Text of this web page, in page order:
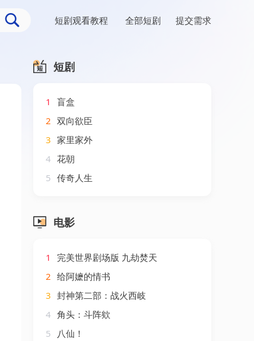
短剧观看教程 全部短剧 提交需求
短剧
1
盲盒
2 双向欲臣
3 家里家外
4 花朝
5 传奇人生
电影
1
完美世界剧场版 九劫焚天
2 给阿嬷的情书
3 封神第二部：战火西岐
4 角头：斗阵欸
5
八仙！